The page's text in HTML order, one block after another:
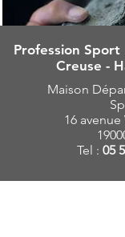
Profession Sport
Creuse -
Maison
16
Tel : 05